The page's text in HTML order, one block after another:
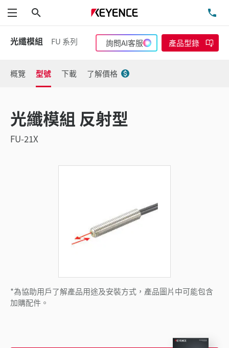
功能表
光纖模組 FU 系列 詢問AI客服 產品型錄
概覽 型號 下載 了解價格
光纖模組 反射型
FU-21X
*為協助用戶了解產品用途及安裝方式，產品圖片中可能包含
加購配件。